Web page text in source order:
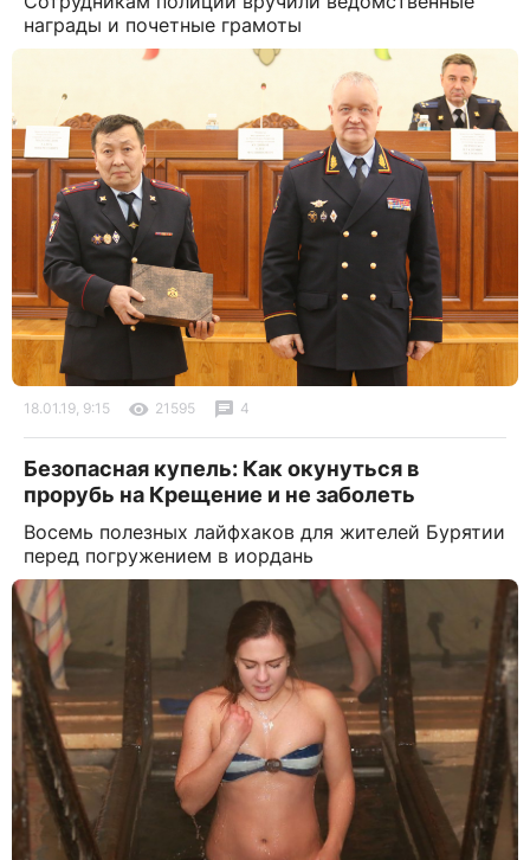
награды и почетные грамоты
18.01.19, 9:15 21595 4
Безопасная купель: Как окунуться в
прорубь на Крещение и не заболеть
Восемь полезных лайфхаков для жителей Бурятии
перед погружением в иордань